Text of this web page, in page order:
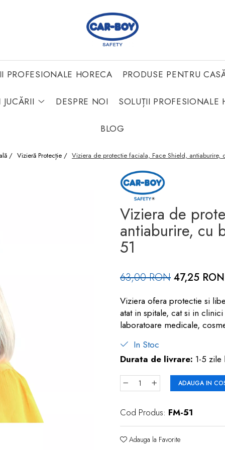
PROFESIONALE HORECA PRODUSE PENTRU
JUCĂRII DESPRE NOI SOLUȚII PROFESIONALE
BLOG
/ Vizieră Protecție / Viziera de protectie faciala, Face Shield, antiaburire,
Viziera de
antiaburire, cu
51
63,00 RON 47,25 RON
Viziera ofera protectie si
atat in spitale, cat si in
laboratoare medicale,
In Stoc
Durata de livrare: 1-5 zile
ADAUGA IN
Cod Produs: FM-51
Adauga la Favorite